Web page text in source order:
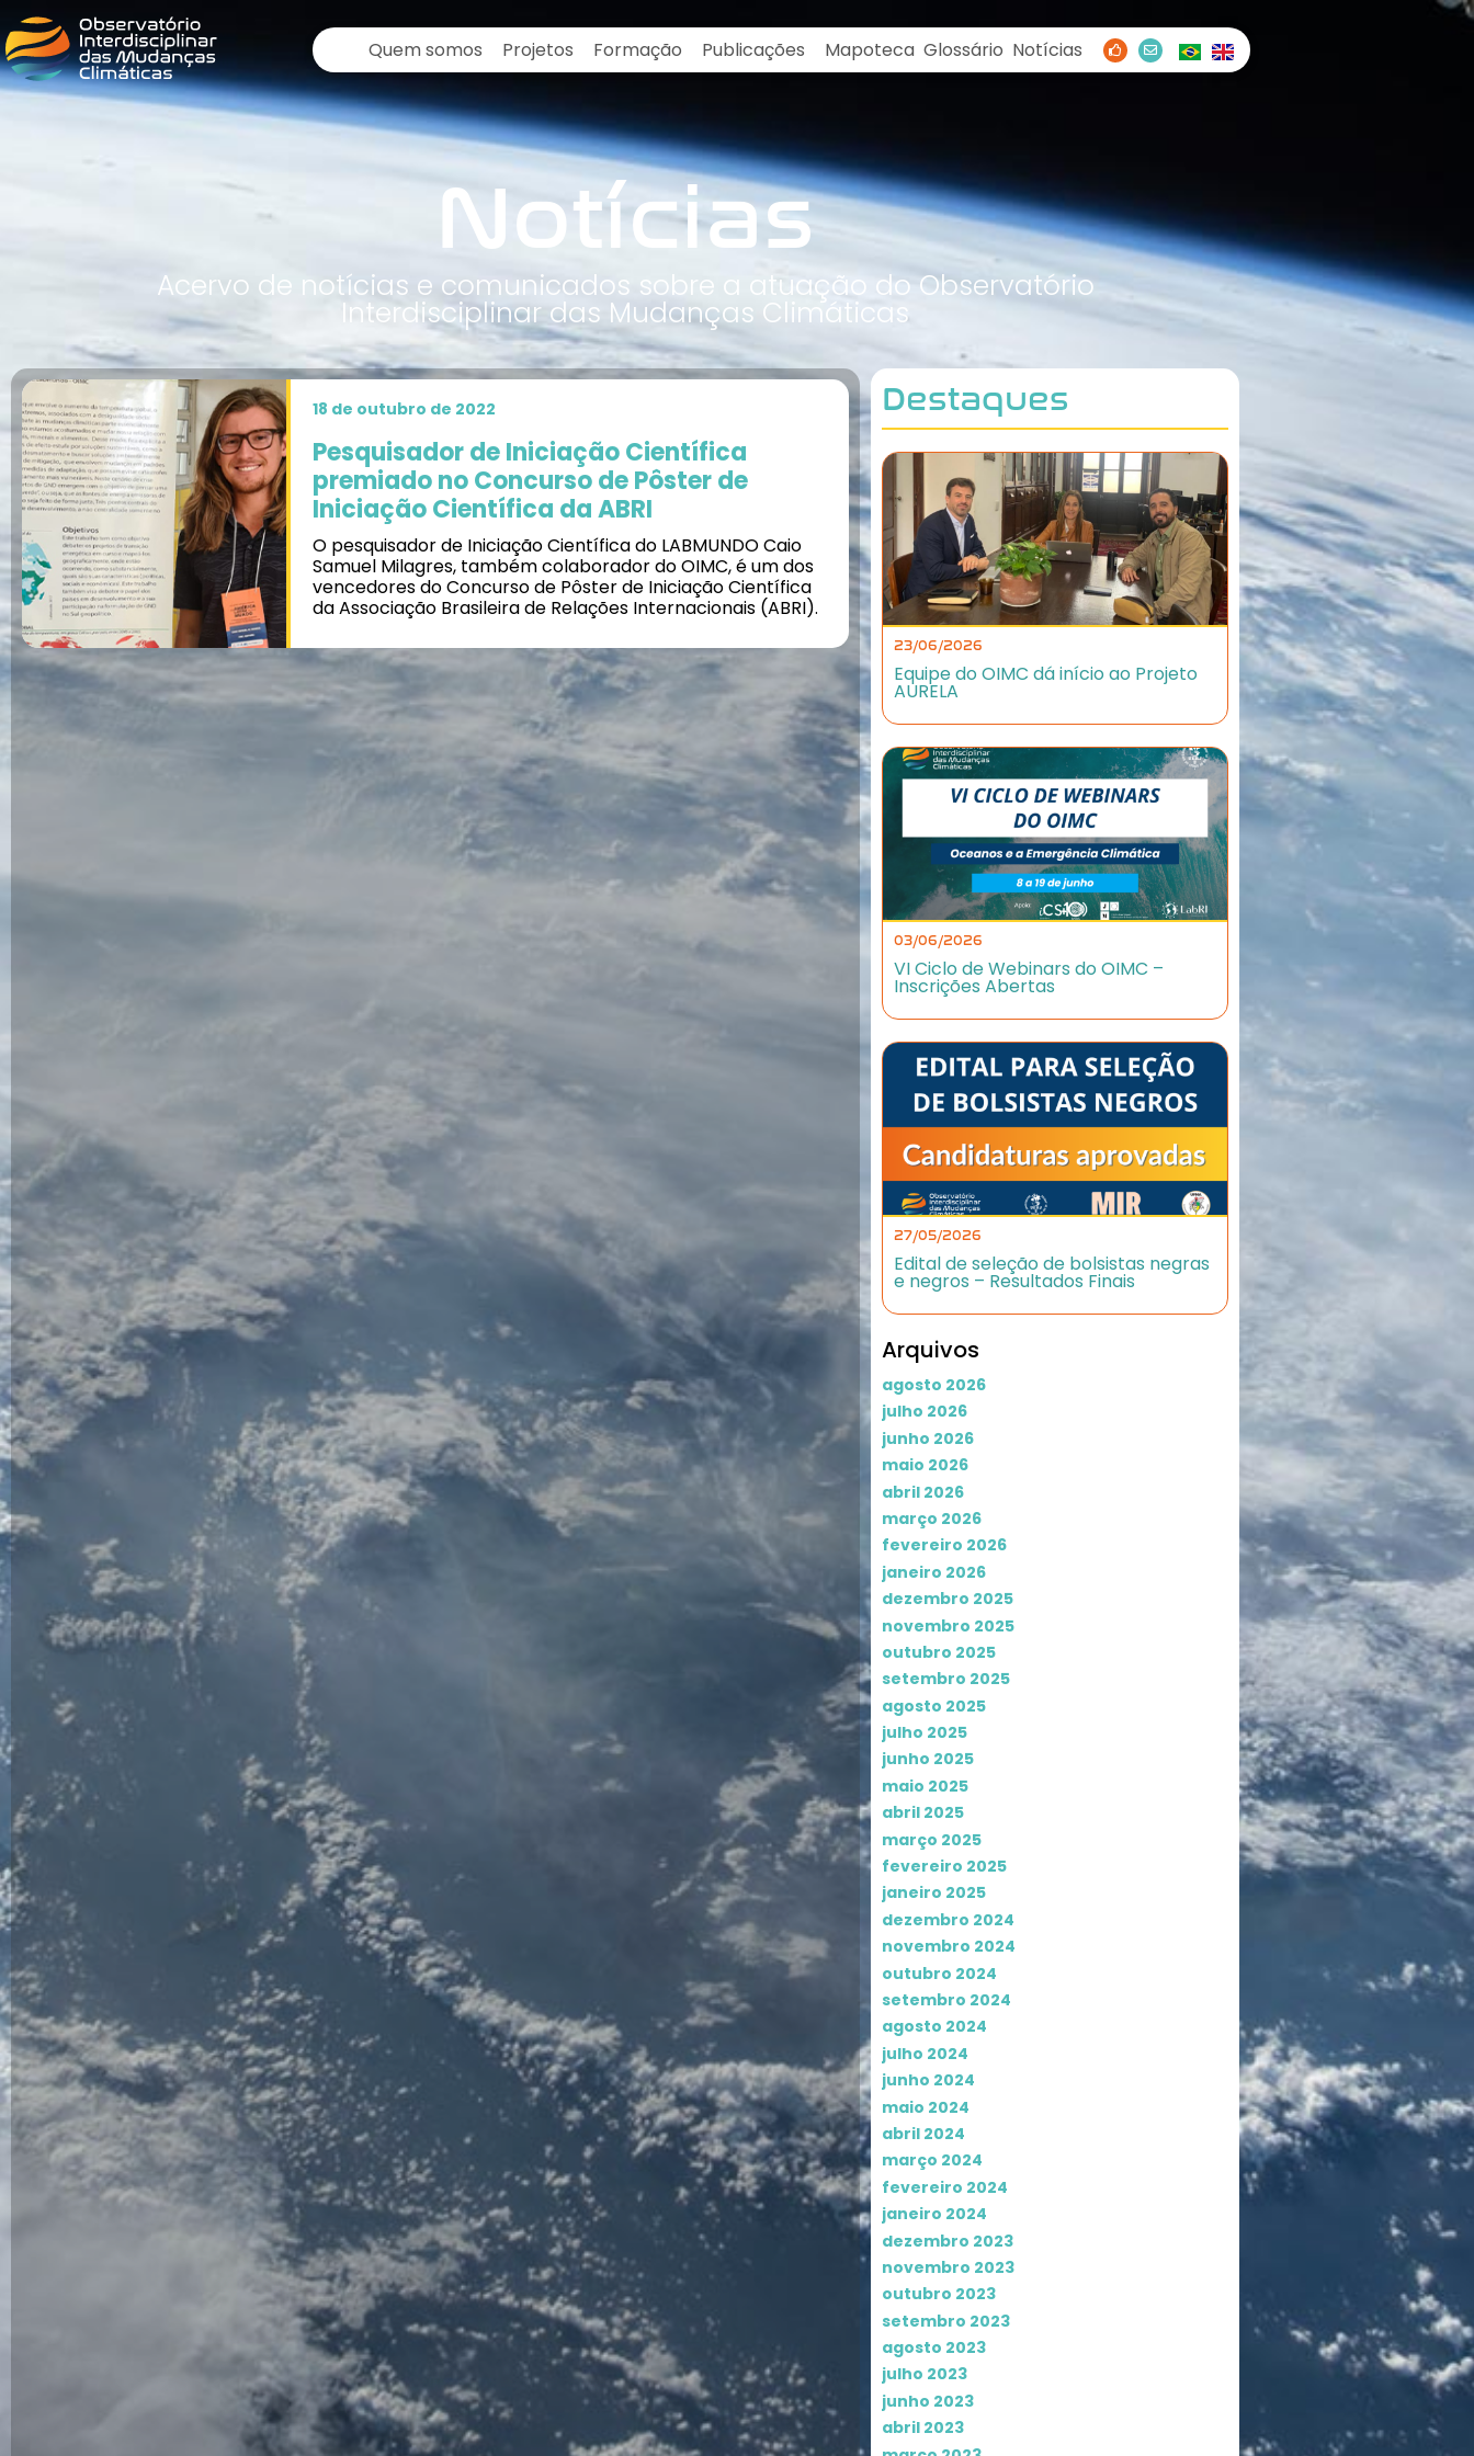
Quem somos Projetos Formação Publicações Mapoteca Glossário Notícias
Notícias
Acervo de notícias e comunicados sobre a atuação do Observatório
Interdisciplinar das Mudanças Climáticas
18 de outubro de 2022
Pesquisador de Iniciação Científica
premiado no Concurso de Pôster de
Iniciação Científica da ABRI
O pesquisador de Iniciação Científica do LABMUNDO Caio
Samuel Milagres, também colaborador do OIMC, é um dos
vencedores do Concurso de Pôster de Iniciação Científica
da Associação Brasileira de Relações Internacionais (ABRI).
Destaques
23/06/2026
Equipe do OIMC dá início ao Projeto
AURELA
03/06/2026
VI Ciclo de Webinars do OIMC –
Inscrições Abertas
27/05/2026
Edital de seleção de bolsistas negras
e negros – Resultados Finais
Arquivos
agosto 2026
julho 2026
junho 2026
maio 2026
abril 2026
março 2026
fevereiro 2026
janeiro 2026
dezembro 2025
novembro 2025
outubro 2025
setembro 2025
agosto 2025
julho 2025
junho 2025
maio 2025
abril 2025
março 2025
fevereiro 2025
janeiro 2025
dezembro 2024
novembro 2024
outubro 2024
setembro 2024
agosto 2024
julho 2024
junho 2024
maio 2024
abril 2024
março 2024
fevereiro 2024
janeiro 2024
dezembro 2023
novembro 2023
outubro 2023
setembro 2023
agosto 2023
julho 2023
junho 2023
abril 2023